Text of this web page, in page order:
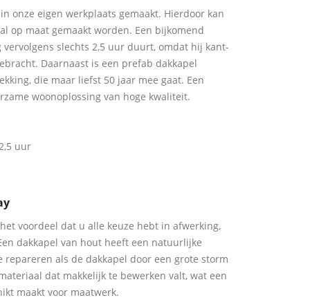
onze eigen werkplaats gemaakt. Hierdoor kan
op maat gemaakt worden. Een bijkomend
slechts 2,5 uur duurt, omdat hij kant-
Daarnaast is een prefab dakkapel
die maar liefst 50 jaar mee gaat. Een
woonoplossing van hoge kwaliteit.
uur
voordeel dat u alle keuze hebt in afwerking,
dakkapel van hout heeft een natuurlijke
als de dakkapel door een grote storm
dat makkelijk te bewerken valt, wat een
maakt voor maatwerk.